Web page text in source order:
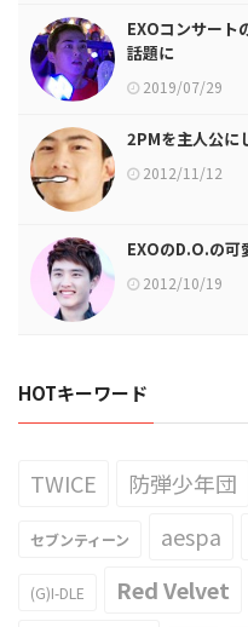
EXOコンサート
話題に
2019/07/29
2PMを主人公に
2012/11/12
EXOのD.O.の可
2012/10/19
HOTキーワード
TWICE 防弾少年団
セブンティーン aespa
(G)I-DLE Red Velvet